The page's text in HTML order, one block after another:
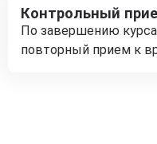
Контрольный
По завершению
повторный прием к